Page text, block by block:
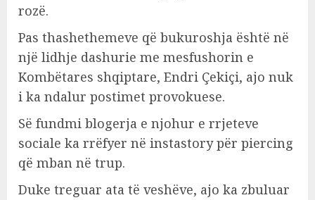
rozë.
Pas thashethemeve që bukuroshja është në
një lidhje dashurie me mesfushorin e
Kombëtares shqiptare, Endri Çekiçi, ajo nuk
i ka ndalur postimet provokuese.
Së fundmi blogerja e njohur e rrjeteve
sociale ka rrëfyer në instastory për piercing
që mban në trup.
Duke treguar ata të veshëve, ajo ka zbuluar